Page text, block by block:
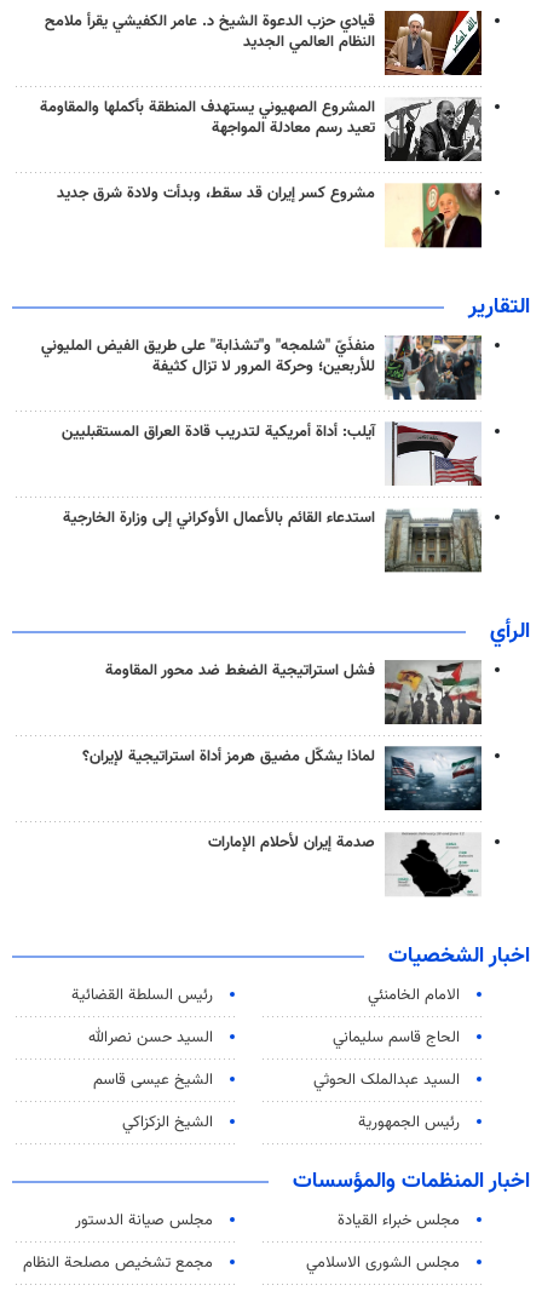
قيادي حزب الدعوة الشيخ د. عامر الكفيشي يقرأ ملامح
النظام العالمي الجديد
المشروع الصهيوني يستهدف المنطقة بأكملها والمقاومة
تعيد رسم معادلة المواجهة
مشروع كسر إيران قد سقط، وبدأت ولادة شرق جديد
التقارير
منفذَيّ "شلمجه" و"تشذابة" على طريق الفيض المليوني
للأربعين؛ وحركة المرور لا تزال كثيفة
آيلب: أداة أمريكية لتدريب قادة العراق المستقبليين
استدعاء القائم بالأعمال الأوكراني إلى وزارة الخارجية
الرأي
فشل استراتيجية الضغط ضد محور المقاومة
لماذا يشكّل مضيق هرمز أداة استراتيجية لإيران؟
صدمة إيران لأحلام الإمارات
اخبار الشخصيات
الامام الخامنئي
رئیس السلطة القضائیة
الحاج قاسم سليماني
السيد حسن نصرالله
السید عبدالملک الحوثي
الشيخ عيسى قاسم
رئيس الجمهورية
الشيخ الزكزاكي
اخبار المنظمات والمؤسسات
مجلس خبراء القيادة
مجلس صيانة الدستور
مجلس الشورى الاسلامي
مجمع تشخيص مصلحة النظام